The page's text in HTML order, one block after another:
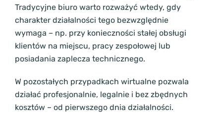
Tradycyjne biuro warto rozważyć wtedy, gdy
charakter działalności tego bezwzględnie
wymaga – np. przy konieczności stałej obsługi
klientów na miejscu, pracy zespołowej lub
posiadania zaplecza technicznego.
W pozostałych przypadkach wirtualne pozwala
działać profesjonalnie, legalnie i bez zbędnych
kosztów – od pierwszego dnia działalności.